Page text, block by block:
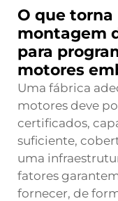
O que
montagem
para
motores
Uma fábrica
motores deve
certificados,
suficiente,
uma
fatores
fornecer, de